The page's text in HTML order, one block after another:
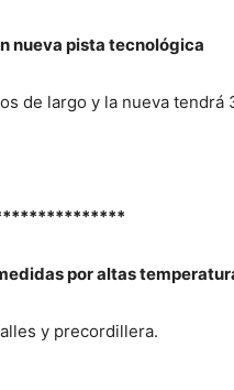
nueva pista tecnológica
de largo y la nueva tendrá
por altas
y precordillera.